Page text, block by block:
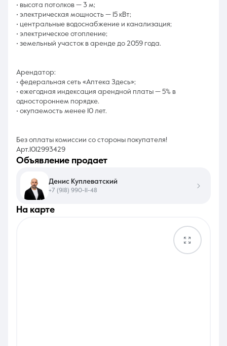
• высота потолков — 3 м;
• электрическая мощность — 15 кВт;
• центральные водоснабжение и канализация;
• электрическое отопление;
• земельный участок в аренде до 2059 года.
Арендатор:
• федеральная сеть «Аптека Здесь»;
• ежегодная индексация арендной платы — 5% в
одностороннем порядке.
• окупаемость менее 10 лет.
Без оплаты комиссии со стороны покупателя!
Арт.1012993429
на карте
объявление продает
Денис Куплеватский
+7 (918) 990-11-48